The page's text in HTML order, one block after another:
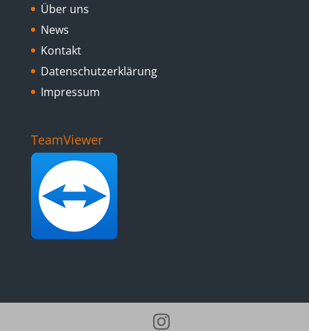
Über uns
News
Kontakt
Datenschutzerklärung
Impressum
TeamViewer